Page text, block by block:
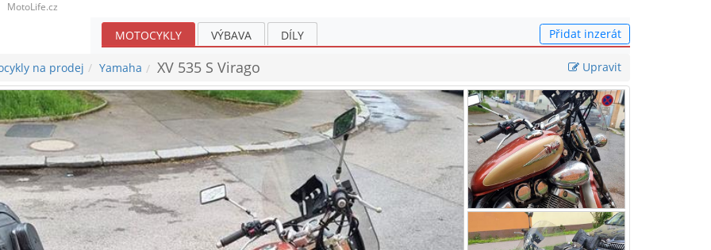
MotoLife.cz
MOTOCYKLY VÝBAVA DÍLY Přidat inzerát
Upravit
na prodej Yamaha XV 535 S Virago